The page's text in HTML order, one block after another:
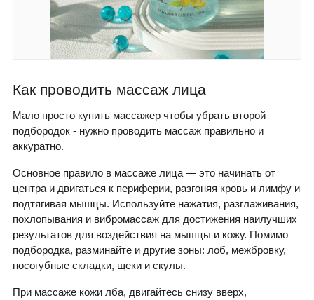
Как проводить массаж лица
Мало просто купить массажер чтобы убрать второй
подбородок - нужно проводить массаж правильно и
аккуратно.
Основное правило в массаже лица — это начинать от
центра и двигаться к периферии, разгоняя кровь и лимфу и
подтягивая мышцы. Используйте нажатия, разглаживания,
похлопывания и вибромассаж для достижения наилучших
результатов для воздействия на мышцы и кожу. Помимо
подбородка, разминайте и другие зоны: лоб, межбровку,
носогубные складки, щеки и скулы.
При массаже кожи лба, двигайтесь снизу вверх,